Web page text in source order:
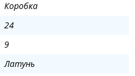
Коробка
24
9
Латунь